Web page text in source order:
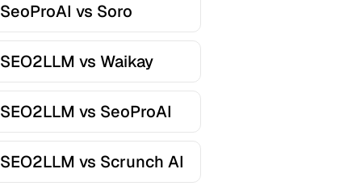
SeoProAI vs Soro
SEO2LLM vs Waikay
SEO2LLM vs SeoProAI
SEO2LLM vs Scrunch AI